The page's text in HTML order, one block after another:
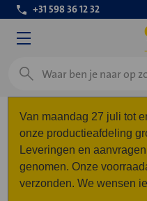
+31 598 36 12 32
Zoeken
Van maandag 27 juli tot
onze productieafdeling
Leveringen en
genomen. Onze
verzonden. We wensen